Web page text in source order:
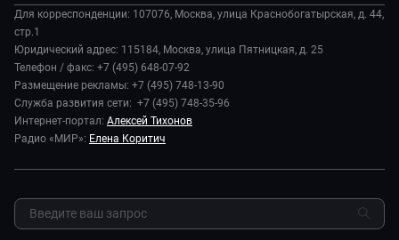
Происшествия
В содружестве
В мире
Наука и технологии
Здоровье и медицина
Спорт
Шоу-бизнес
Стиль жизни
Дела судебные
Диктор делает
Игра в кино
Игра в кино. Мультфильмы
Исторический детектив
Миллион за 5 минут
Мировое соглашение
История
Руководство
Новости компании
Пресса о нас
Карьера
Реклама
Закупки и тендеры
Обратная связь
Для корреспонденции: 107076, Москва, улица Краснобогатырская, д. 44,
стр.1
Юридический адрес: 115184, Москва, улица Пятницкая, д. 25
Телефон / факс: +7 (495) 648-07-92
Размещение рекламы: +7 (495) 748-13-90
Служба развития сети: +7 (495) 748-35-96
Интернет-портал: Алексей Тихонов
Радио «МИР»: Елена Коритич